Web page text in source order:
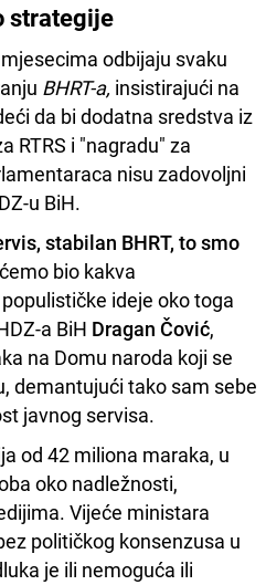
strategije
odbijaju svaku
BHRT-a, insistirajući na
da bi dodatna sredstva iz
RTRS i "nagradu" za
nisu zadovoljni
u BiH.
stabilan BHRT, to smo
bio kakva
ideje oko toga
a BiH Dragan Čović,
na Domu naroda koji se
demantujući tako sam sebe
javnog servisa.
od 42 miliona maraka, u
oko nadležnosti,
Vijeće ministara
političkog konsenzusa u
je ili nemoguća ili